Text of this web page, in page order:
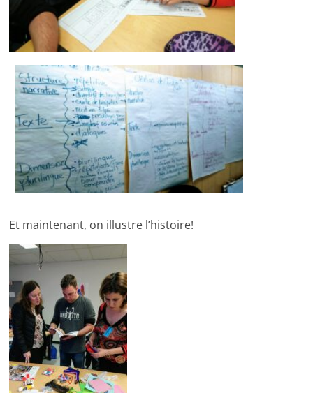
Et maintenant, on illustre l’histoire!